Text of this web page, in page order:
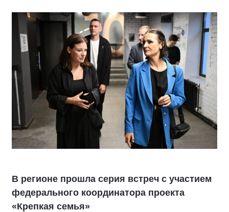
В регионе прошла серия встреч с участием
федерального координатора проекта
«Крепкая семья»